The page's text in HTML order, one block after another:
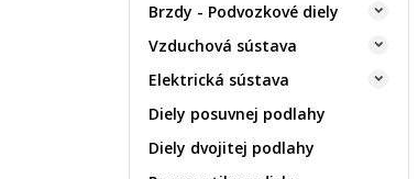
Brzdy - Podvozkové diely 
Vzduchová sústava 
Elektrická sústava 
Diely posuvnej podlahy
Diely dvojitej podlahy